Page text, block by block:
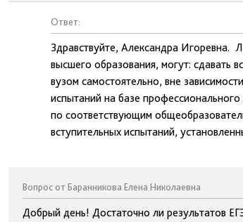
Ответ:
Здравствуйте, Александра Игоревна.
высшего образования, могут: сдавать
вузом самостоятельно, вне
испытаний на базе
по соответствующим
вступительных испытаний,
Вопрос от Баранникова Елена Николаевна
Добрый день! Достаточно ли результатов